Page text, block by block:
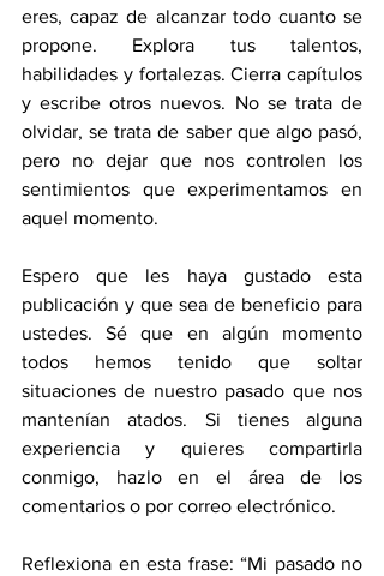
eres, capaz de alcanzar todo cuanto se
propone. Explora tus talentos,
habilidades y fortalezas. Cierra capítulos
y escribe otros nuevos. No se trata de
olvidar, se trata de saber que algo pasó,
pero no dejar que nos controlen los
sentimientos que experimentamos en
aquel momento.
Espero que les haya gustado esta
publicación y que sea de beneficio para
ustedes. Sé que en algún momento
todos hemos tenido que soltar
situaciones de nuestro pasado que nos
mantenían atados. Si tienes alguna
experiencia y quieres compartirla
conmigo, hazlo en el área de los
comentarios o por correo electrónico.
Reflexiona en esta frase: “Mi pasado no